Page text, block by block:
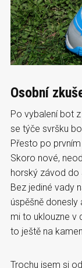
Osobní
Po vybalení bot
se týče svršku
Přesto po
Skoro nové,
horský závod do
Bez jediné vady
úspěšně
mi to uklouzne v
to ještě na
Trochu jsem si